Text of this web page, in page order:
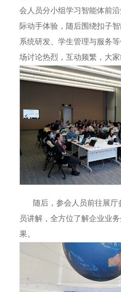
会人员分小组学习智能体前
际动手体验，随后围绕扣子
系统研发、学生管理与服务
场讨论热烈，互动频繁，大家
随后，参会人员前往展厅
员讲解，全方位了解企业业
果。